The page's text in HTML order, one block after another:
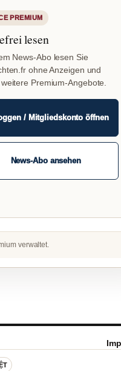
PREMIUM
lesen
News-Abo lesen Sie
ohne Anzeigen und
Premium-Angebote.
/ Mitgliedskonto öffnen
News-Abo ansehen
verwaltet.